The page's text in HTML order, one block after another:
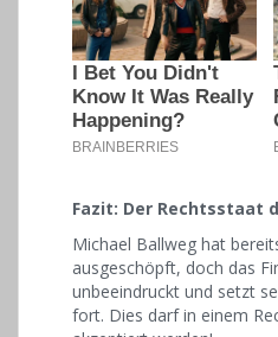
Fazit: Der Rechtsstaat
Michael Ballweg hat
ausgeschöpft, doch das
unbeeindruckt und setzt
fort. Dies darf in einem